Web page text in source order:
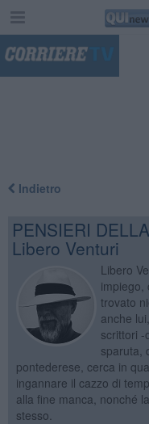
Indietro
PENSIERI
Libero Venturi
Libero
impiego,
trovato
anche
scrittori -
sparuta,
pontederese, cerca in
ingannare il cazzo di
alla fine manca, nonché
stesso.